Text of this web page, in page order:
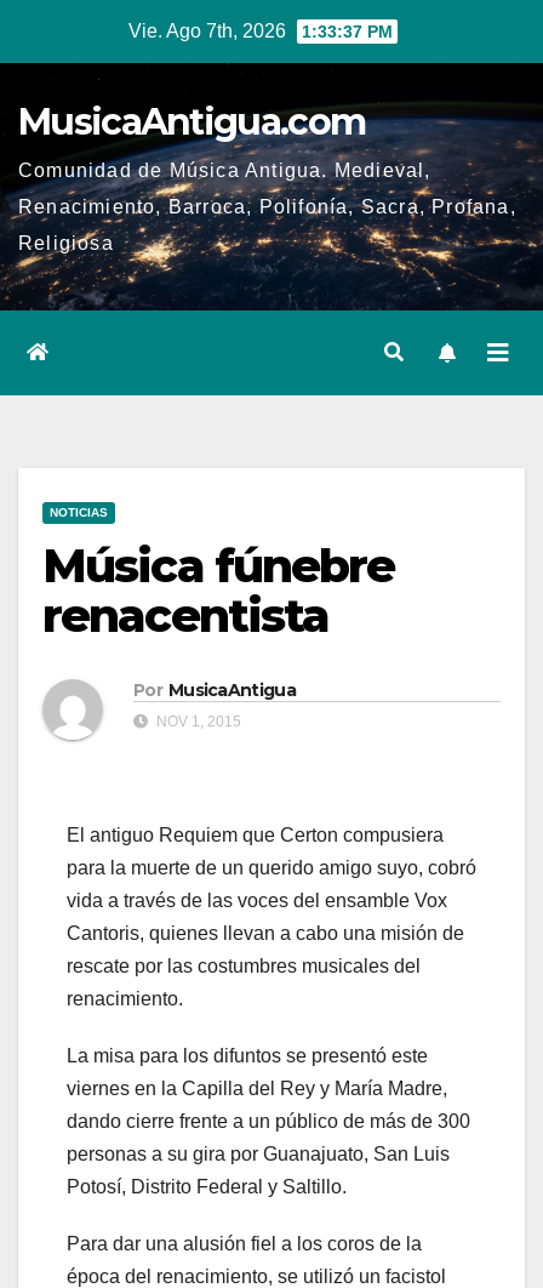
Vie. Ago 7th, 2026 1:33:37 PM
MusicaAntigua.com
Comunidad de Música Antigua. Medieval,
Renacimiento, Barroca, Polifonía, Sacra, Profana,
Religiosa
NOTICIAS
Música fúnebre
renacentista
Por MusicaAntigua
NOV 1, 2015
El antiguo Requiem que Certon compusiera
para la muerte de un querido amigo suyo, cobró
vida a través de las voces del ensamble Vox
Cantoris, quienes llevan a cabo una misión de
rescate por las costumbres musicales del
renacimiento.
La misa para los difuntos se presentó este
viernes en la Capilla del Rey y María Madre,
dando cierre frente a un público de más de 300
personas a su gira por Guanajuato, San Luis
Potosí, Distrito Federal y Saltillo.
Para dar una alusión fiel a los coros de la
época del renacimiento, se utilizó un facistol